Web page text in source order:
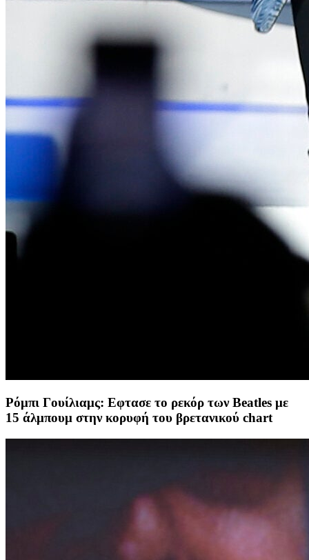
Ρόμπι Γουίλιαμς: Εφτασε το ρεκόρ των Beatles με
15 άλμπουμ στην κορυφή του βρετανικού chart